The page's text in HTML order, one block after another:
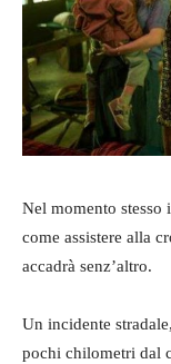
Nel momento stesso
come assistere alla
accadrà senz’altro.
Un incidente
pochi chilometri dal